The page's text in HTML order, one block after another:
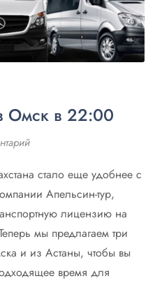
Омск в 22:00
стало еще удобнее с
Апельсин-тур,
лицензию на
мы предлагаем три
и из Астаны, чтобы вы
время для